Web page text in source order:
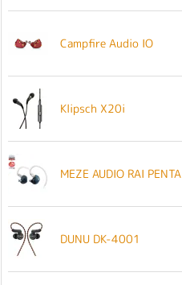
Campfire Audio IO
Klipsch X20i
MEZE AUDIO RAI PENTA
DUNU DK-4001